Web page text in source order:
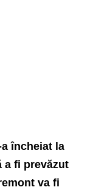
încheiat la
a fi prevăzut
va fi